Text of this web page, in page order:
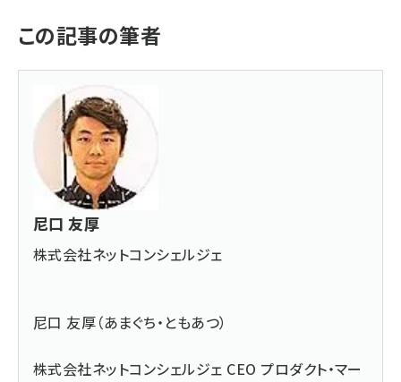
この記事の筆者
尼口 友厚
株式会社ネットコンシェルジェ
尼口 友厚（あまぐち・ともあつ）
株式会社ネットコンシェルジェ CEO プロダクト・マー